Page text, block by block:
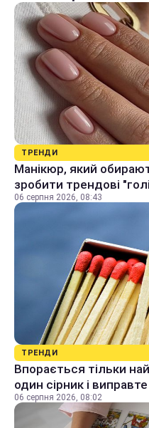
ТРЕНДИ
Манікюр, який
зробити трендові
06 серпня 2026, 08:43
ТРЕНДИ
Впорається тільки
один сірник і
06 серпня 2026, 08:02